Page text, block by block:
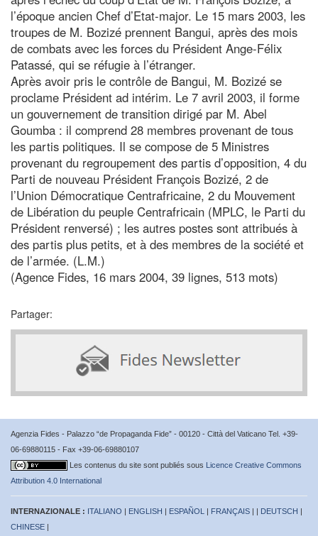
l’époque ancien Chef d’Etat-major. Le 15 mars 2003, les
troupes de M. Bozizé prennent Bangui, après des mois
de combats avec les forces du Président Ange-Félix
Patassé, qui se réfugie à l’étranger.
Après avoir pris le contrôle de Bangui, M. Bozizé se
proclame Président ad intérim. Le 7 avril 2003, il forme
un gouvernement de transition dirigé par M. Abel
Goumba : il comprend 28 membres provenant de tous
les partis politiques. Il se compose de 5 Ministres
provenant du regroupement des partis d’opposition, 4 du
Parti de nouveau Président François Bozizé, 2 de
l’Union Démocratique Centrafricaine, 2 du Mouvement
de Libération du peuple Centrafricain (MPLC, le Parti du
Président renversé) ; les autres postes sont attribués à
des partis plus petits, et à des membres de la société et
de l’armée. (L.M.)
(Agence Fides, 16 mars 2004, 39 lignes, 513 mots)
Partager:
Agenzia Fides - Palazzo “de Propaganda Fide” - 00120 - Città del Vaticano Tel. +39-
06-69880115 - Fax +39-06-69880107
Les contenus du site sont publiés sous Licence Creative Commons
Attribution 4.0 International
INTERNAZIONALE : ITALIANO | ENGLISH | ESPAÑOL | FRANÇAIS | | DEUTSCH |
CHINESE |